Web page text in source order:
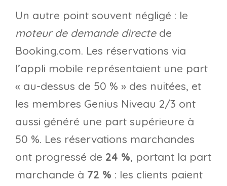
Un autre point souvent négligé : le
moteur de demande directede
Booking.com. Les réservations via
l’appli mobile représentaient une part
« au-dessus de 50 % » des nuitées, et
les membres Genius Niveau 2/3 ont
aussi généré une part supérieure à
50 %. Les réservations marchandes
ont progressé de 24 %, portant la part
marchande à 72 % : les clients paient